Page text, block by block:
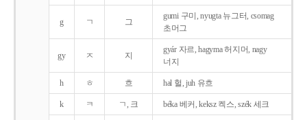
g ㄱ 그
gumi 구미, nyugta 뉴그터, csomag
초머그
gy ㅈ 지
gyár 자르, hagyma 허지머, nagy
너지
h ㅎ 흐 hal 헐, juh 유흐
k ㅋ ㄱ, 크 béka 베커, keksz 켁스, szék 세크